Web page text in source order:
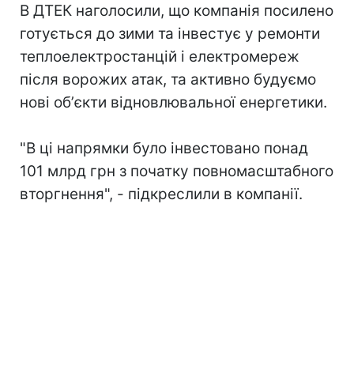
В ДТЕК наголосили, що компанія посилено
готується до зими та інвестує у ремонти
теплоелектростанцій і електромереж
після ворожих атак, та активно будуємо
нові обʼєкти відновлювальної енергетики.
"В ці напрямки було інвестовано понад
101 млрд грн з початку повномасштабного
вторгнення", - підкреслили в компанії.